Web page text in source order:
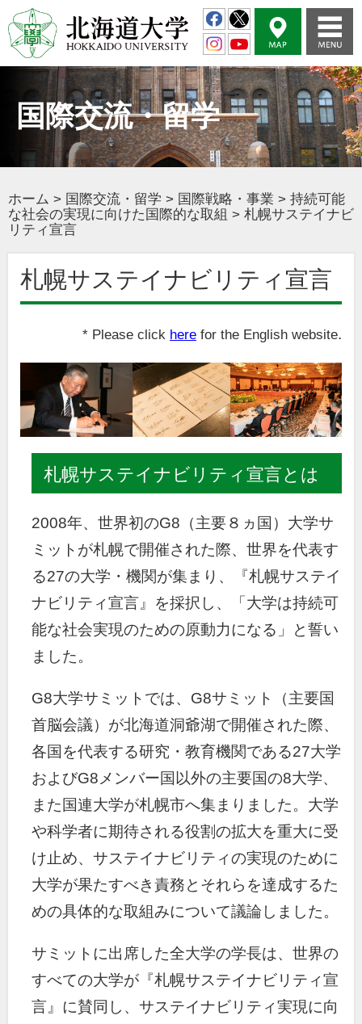
国際交流・留学
ホーム > 国際交流・留学 > 国際戦略・事業 > 持続可能
な社会の実現に向けた国際的な取組 > 札幌サステイナビ
リティ宣言
札幌サステイナビリティ宣言
* Please click here for the English website.
札幌サステイナビリティ宣言とは
2008年、世界初のG8（主要８ヵ国）大学サ
ミットが札幌で開催された際、世界を代表す
る27の大学・機関が集まり、『札幌サステイ
ナビリティ宣言』を採択し、「大学は持続可
能な社会実現のための原動力になる」と誓い
ました。
G8大学サミットでは、G8サミット（主要国
首脳会議）が北海道洞爺湖で開催された際、
各国を代表する研究・教育機関である27大学
およびG8メンバー国以外の主要国の8大学、
また国連大学が札幌市へ集まりました。大学
や科学者に期待される役割の拡大を重大に受
け止め、サステイナビリティの実現のために
大学が果たすべき責務とそれらを達成するた
めの具体的な取組みについて議論しました。
サミットに出席した全大学の学長は、世界の
すべての大学が『札幌サステイナビリティ宣
言』に賛同し、サステイナビリティ実現に向